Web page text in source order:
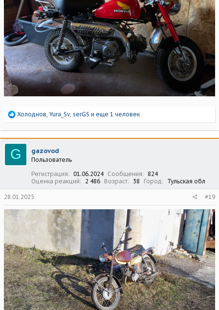
Р
а
к
ц
и
и
Холоднов Yura_Sv, serGS и еще 1 человек
G gazovod
Пользователь
Регистрация
01.06.2024 Сообщения
824
Оценка реакций
2 486 Возраст 38 Город Тульская обл
28.01.2025 #19